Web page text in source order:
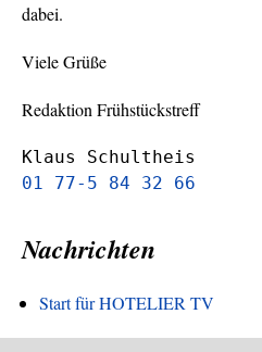
dabei.
Viele Grüße
Redaktion Frühstückstreff
Klaus Schultheis
01 77-5 84 32 66
Nachrichten
Start für HOTELIER TV